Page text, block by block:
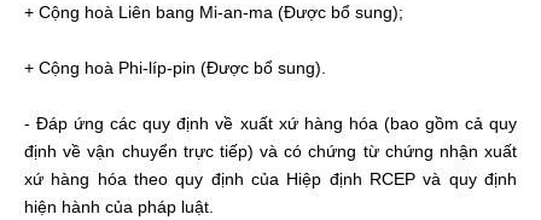
+ Cộng hoà Liên bang Mi-an-ma (Được bổ sung);
+ Cộng hoà Phi-líp-pin (Được bổ sung).
-Đáp ứng các quy định về xuất xứ hàng hóa (bao gồm cả quy
định về vận chuyển trực tiếp)và có chứng từ chứng nhận xuất
xứ hàng hóa theo quy định của Hiệp định RCEPvà quy định
hiện hành của pháp luật